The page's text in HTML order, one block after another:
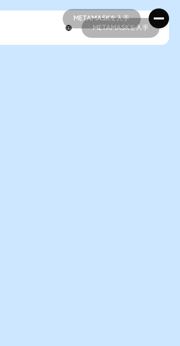
METAMASKを入手
METAMASKを入手
METAMASKを入手